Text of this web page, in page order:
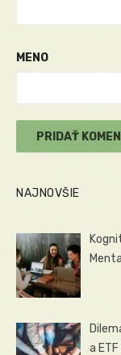
MENO
NAJNOVŠIE
a